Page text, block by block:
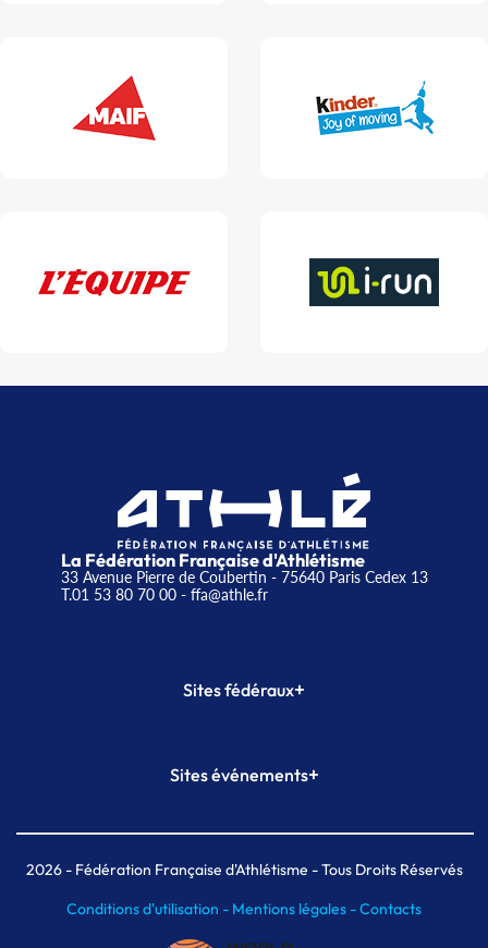
La Fédération Française d'Athlétisme
33 Avenue Pierre de Coubertin - 75640 Paris Cedex 13
T.01 53 80 70 00- ffa@athle.fr
Sites fédéraux+
Plateforme Formation
Sites événements+
Meeting de Paris indoor
MAIF Ekiden de Paris
2026- Fédération Française d'Athlétisme - Tous Droits Réservés
Conditions d'utilisation - Mentions légales -Contacts